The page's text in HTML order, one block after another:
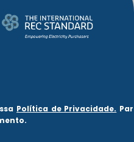
Política de Privacidade.